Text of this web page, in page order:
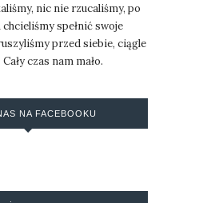
nic nie rzucaliśmy, po
spełnić swoje
przed siebie, ciągle
czas nam mało.
NA FACEBOOKU